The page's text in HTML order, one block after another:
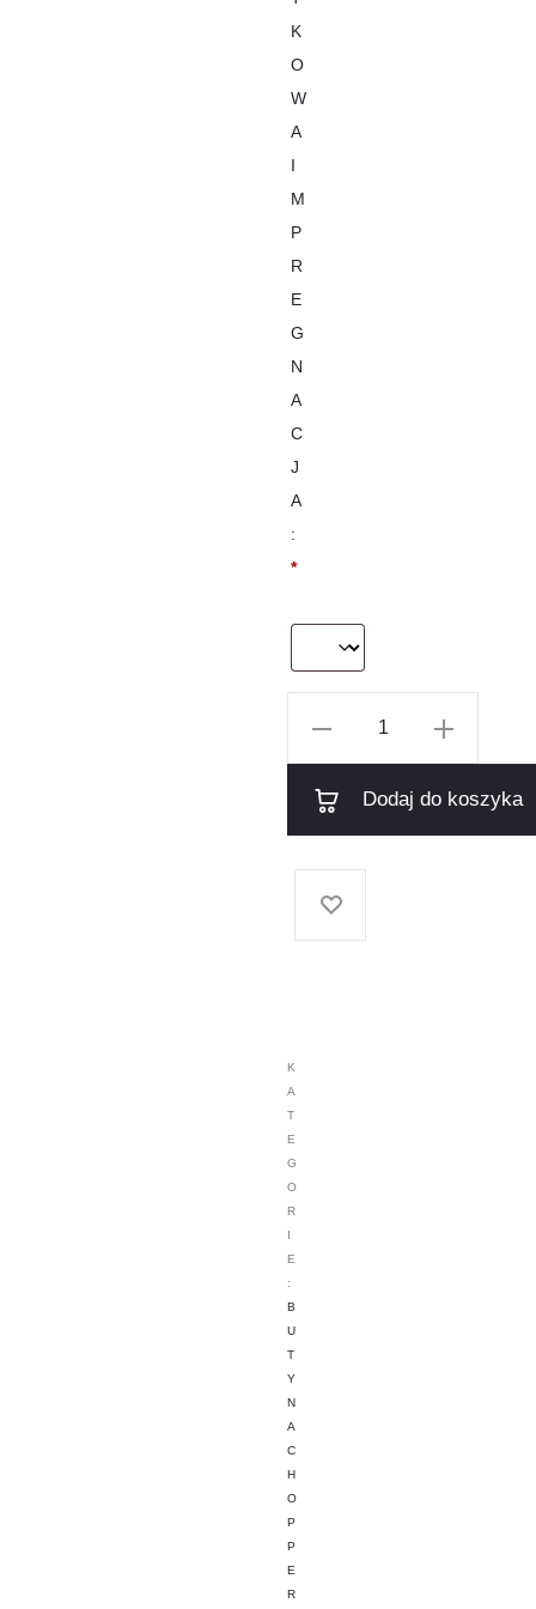
K
O
W
A
I
M
P
R
E
G
N
A
C
J
A
:
*
"V2"
Dodaj do koszyka
K
A
T
E
G
O
R
I
E
:
B
U
T
Y
N
A
C
H
O
P
P
E
R